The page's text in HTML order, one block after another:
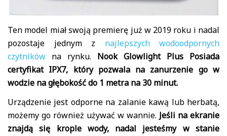
Ten model miał swoją premierę już w 2019 roku i nadal
pozostaje jednym z najlepszych wodoodpornych
czytników na rynku. Nook Glowlight Plus Posiada
certyfikat IPX7, który pozwala na zanurzenie go w
wodzie na głębokość do 1 metra na 30 minut.
Urządzenie jest odporne na zalanie kawą lub herbatą,
możemy go również używać w wannie. Jeśli na ekranie
znajdą się krople wody, nadal jesteśmy w stanie